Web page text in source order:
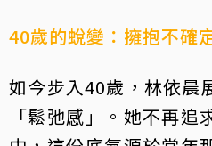
40歲的蛻變：擁抱不確
如今步入40歲，林依晨
「鬆弛感」。她不再